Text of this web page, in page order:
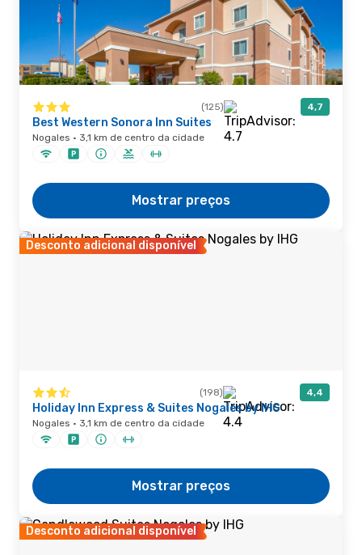
(125) 4,7
Best Western Sonora Inn Suites
Nogales · 3,1 km de centro da cidade
Mostrar preços
Desconto adicional disponível
(198) 4,4
Holiday Inn Express & Suites Nogales by IHG
Nogales · 3,1 km de centro da cidade
Mostrar preços
Desconto adicional disponível